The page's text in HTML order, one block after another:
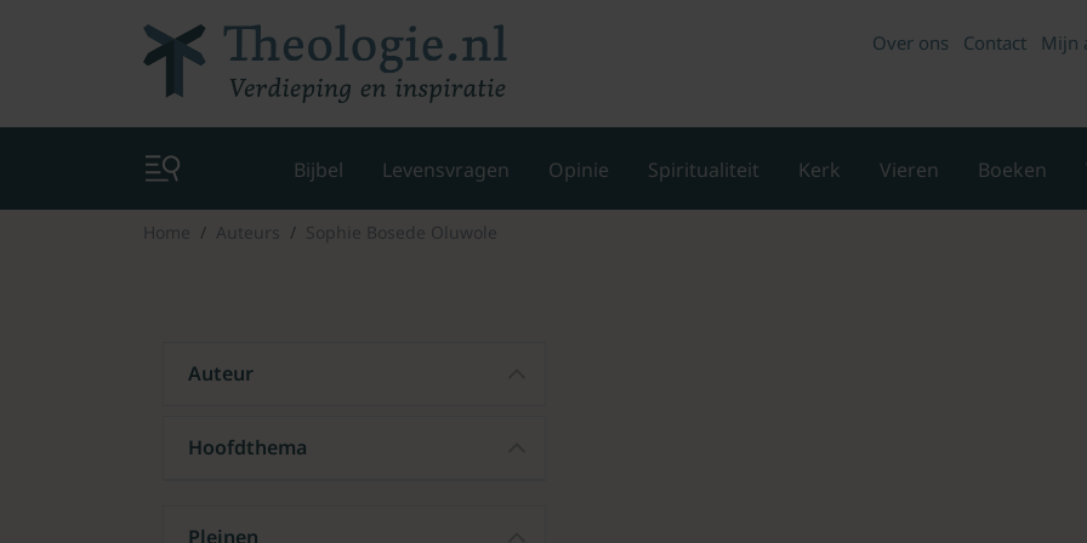
Over ons Contact Mijn
Bijbel Levensvragen Opinie Spiritualiteit Kerk Vieren Boeken
Home Auteurs Sophie Bosede Oluwole
Auteur
Hoofdthema
Pleinen